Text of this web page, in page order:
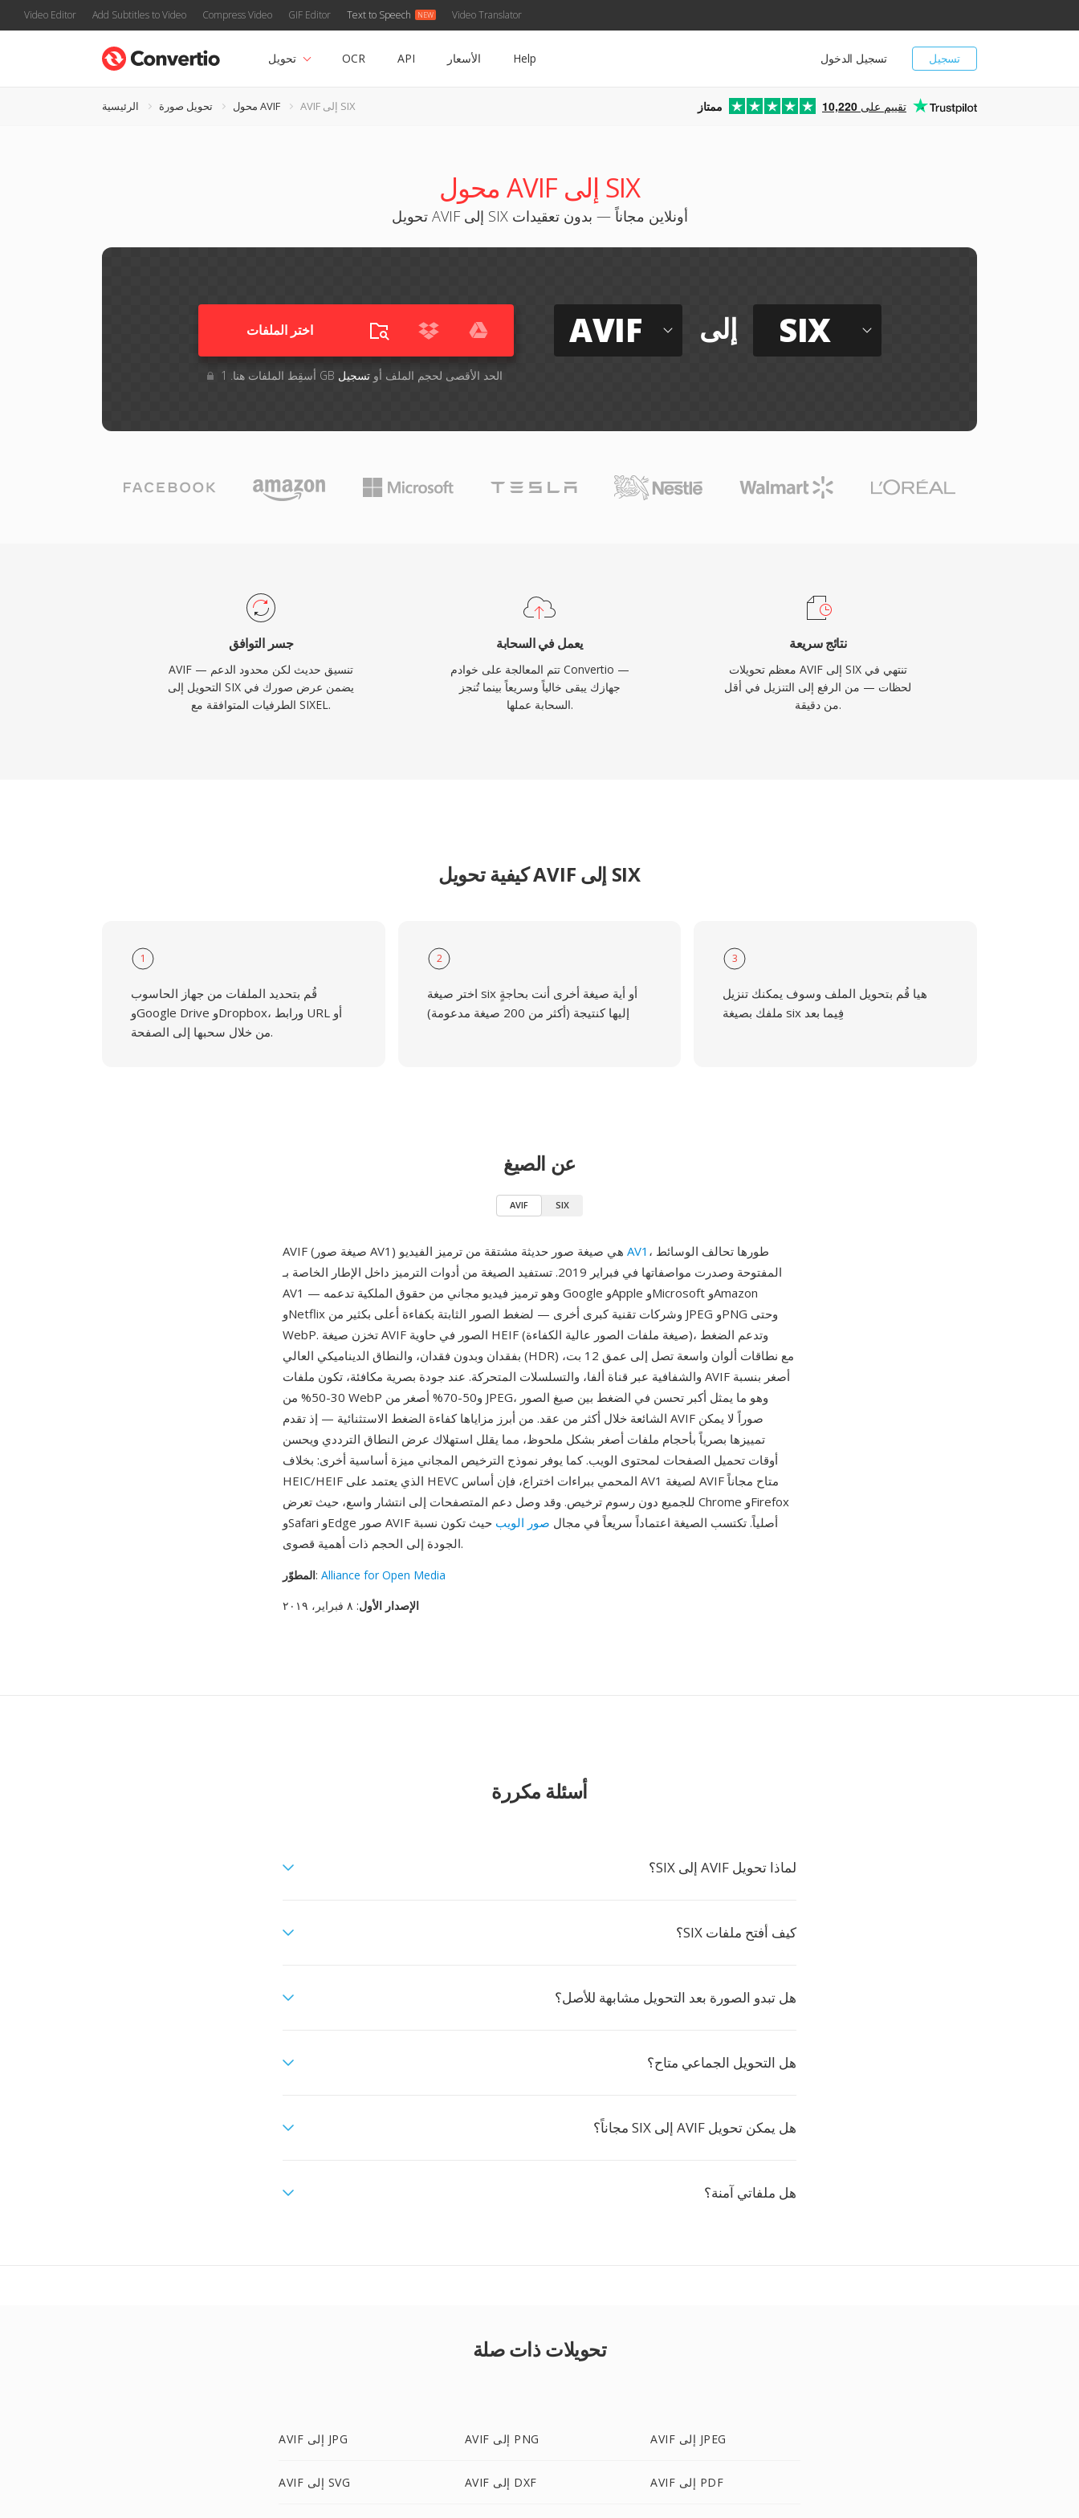
Video Editor Add Subtitles to Video Compress Video GIF Editor Text to Speech Video Translator
تسجيل تسجيل الدخول تحويل OCR API الأسعار Help
الرئيسية تحويل صورة محول AVIF AVIF إلى SIX ممتاز 10,220 تقييم على
محول AVIF إلى SIX
تحويل AVIF إلى SIX أونلاين مجاناً — بدون تعقيدات
اختر الملفات
أسقِط الملفات هنا. 1 GB الحد الأقصى لحجم الملف أوتسجيل
AVIF إلى SIX
جسر التوافق
AVIF تنسيق حديث لكن محدود الدعم —
التحويل إلى SIX يضمن عرض صورك في
الطرفيات المتوافقة مع SIXEL.
يعمل في السحابة
تتم المعالجة على خوادم Convertio —
جهازك يبقى خالياً وسريعاً بينما تُنجز
السحابة عملها.
نتائج سريعة
معظم تحويلات AVIF إلى SIX تنتهي في
لحظات — من الرفع إلى التنزيل في أقل
من دقيقة.
كيفية تحويل AVIF إلى SIX
1
قُم بتحديد الملفات من جهاز الحاسوب
وGoogle Drive وDropbox، ورابط URL أو
من خلال سحبها إلى الصفحة.
2
اختر صيغة six أو أية صيغة أخرى أنت بحاجةٍ
إليها كنتيجة (أكثر من 200 صيغة مدعومة)
3
هيا قُم بتحويل الملف وسوف يمكنك تنزيل
ملفك بصيغة six فِيما بعد
عن الصيغ
AVIF SIX
AV1 ، طورها تحالف الوسائط
المفتوحة وصدرت مواصفاتها في فبراير 2019. تستفيد الصيغة من أدوات الترميز داخل الإطار الخاصة بـ
AV1 — وهو ترميز فيديو مجاني من حقوق الملكية تدعمه Google وApple وMicrosoft وAmazon
وNetflix وشركات تقنية كبرى أخرى — لضغط الصور الثابتة بكفاءة أعلى بكثير من JPEG وPNG وحتى
WebP. تخزن صيغة AVIF الصور في حاوية HEIF (صيغة ملفات الصور عالية الكفاءة)، وتدعم الضغط
بفقدان وبدون فقدان، والنطاق الديناميكي العالي (HDR) مع نطاقات ألوان واسعة تصل إلى عمق 12 بت،
والشفافية عبر قناة ألفا، والتسلسلات المتحركة. عند جودة بصرية مكافئة، تكون ملفات AVIF أصغر بنسبة
30-50% من WebP و50-70% أصغر من JPEG، وهو ما يمثل أكبر تحسن في الضغط بين صيغ الصور
الشائعة خلال أكثر من عقد. من أبرز مزاياها كفاءة الضغط الاستثنائية — إذ تقدم AVIF صوراً لا يمكن
تمييزها بصرياً بأحجام ملفات أصغر بشكل ملحوظ، مما يقلل استهلاك عرض النطاق الترددي ويحسن
أوقات تحميل الصفحات لمحتوى الويب. كما يوفر نموذج الترخيص المجاني ميزة أساسية أخرى: بخلاف
HEIC/HEIF الذي يعتمد على HEVC المحمي ببراءات اختراع، فإن أساس AV1 لصيغة AVIF متاح مجاناً
للجميع دون رسوم ترخيص. وقد وصل دعم المتصفحات إلى انتشار واسع، حيث تعرض Chrome وFirefox
وSafari وEdge صور AVIF أصلياً. تكتسب الصيغة اعتماداً سريعاً في مجال صور الويب حيث تكون نسبة
الجودة إلى الحجم ذات أهمية قصوى.
المطوّر: Alliance for Open Media
الإصدار الأول: ٨ فبراير، ٢٠١٩
أسئلة مكررة
لماذا تحويل AVIF إلى SIX؟
كيف أفتح ملفات SIX؟
هل تبدو الصورة بعد التحويل مشابهة للأصل؟
هل التحويل الجماعي متاح؟
هل يمكن تحويل AVIF إلى SIX مجاناً؟
هل ملفاتي آمنة؟
تحويلات ذات صلة
AVIF إلى JPG AVIF إلى PNG AVIF إلى JPEG
AVIF إلى SVG AVIF إلى DXF AVIF إلى PDF